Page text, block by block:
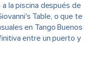
la piscina después de
Table, o que te
en Tango Buenos
entre un puerto y